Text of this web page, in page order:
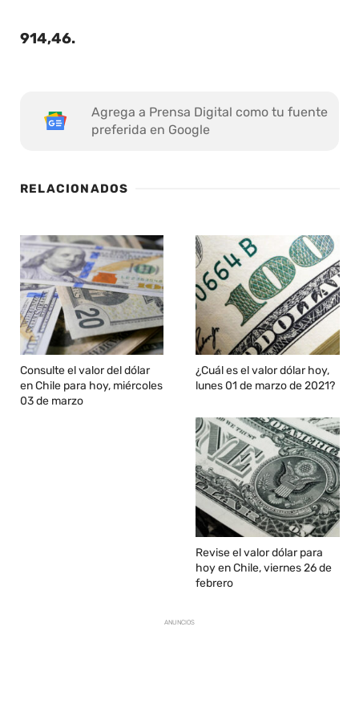
914,46.
Agrega a Prensa Digital como tu fuente
preferida en Google
RELACIONADOS
Consulte el valor del dólar
en Chile para hoy, miércoles
03 de marzo
¿Cuál es el valor dólar hoy,
lunes 01 de marzo de 2021?
Revise el valor dólar para
hoy en Chile, viernes 26 de
febrero
ANUNCIOS